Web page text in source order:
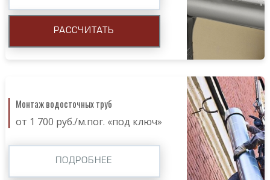
РАССЧИТАТЬ
Монтаж водосточных труб
от 1 700 руб./м.пог. «под ключ»
ПОДРОБНЕЕ